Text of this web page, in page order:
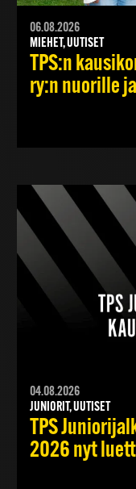
06.08.2026
MIEHET, UUTISET
TPS:n
ry:n nuorille
04.08.2026
JUNIORIT, UUTISET
TPS
2026 nyt